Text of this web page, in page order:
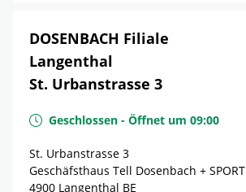
DOSENBACH Filiale
Langenthal
St. Urbanstrasse 3
Geschlossen - Öffnet um 09:00
St. Urbanstrasse 3
Geschäfsthaus Tell Dosenbach + SPORT
4900 Langenthal BE